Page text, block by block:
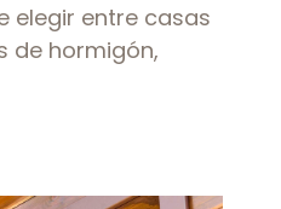
elegir entre casas
de hormigón,